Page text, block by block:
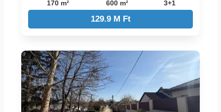
170 m² 600 m² 3+1
129.9 M Ft